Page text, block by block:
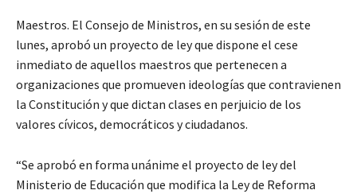
Maestros. El Consejo de Ministros, en su sesión de este
lunes, aprobó un proyecto de ley que dispone el cese
inmediato de aquellos maestros que pertenecen a
organizaciones que promueven ideologías que contravienen
la Constitución y que dictan clases en perjuicio de los
valores cívicos, democráticos y ciudadanos.
“Se aprobó en forma unánime el proyecto de ley del
Ministerio de Educación que modifica la Ley de Reforma